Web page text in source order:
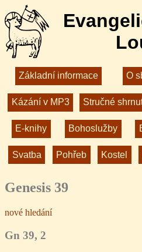
Základní informace O
Kázání v MP3 Stručné
E-knihy Bohoslužby
Svatba Pohřeb Kostel
Genesis 39
nové hledání
Gn 39, 2